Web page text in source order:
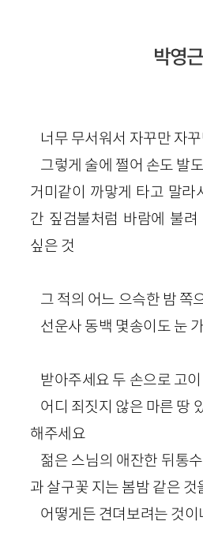
박영근
너무 무서워서 자꾸만 자
그렇게 술에 쩔어 손도 발
거미같이 까맣게 타고 말라
간 짚검불처럼 바람에 불
싶은 것
그 적의 어느 으슥한 밤 쪽
선운사 동백 몇송이도 눈
받아주세요 두 손으로 고이
어디 죄짓지 않은 마른 땅
해주세요
젊은 스님의 애잔한 뒤통
과 살구꽃 지는 봄밤 같은 것
어떻게든 견뎌보려는 것이